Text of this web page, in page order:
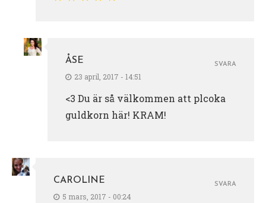
ÅSE
23 april, 2017 - 14:51
<3 Du är så välkommen att plcoka
guldkorn här! KRAM!
SVARA
CAROLINE
5 mars, 2017 - 00:24
SVARA